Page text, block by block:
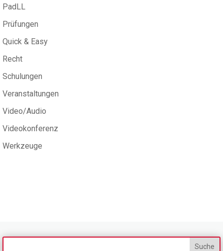
PadLL
Prüfungen
Quick & Easy
Recht
Schulungen
Veranstaltungen
Video/Audio
Videokonferenz
Werkzeuge